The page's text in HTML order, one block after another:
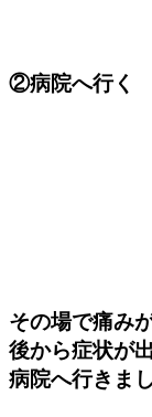
②病院へ行く
その場で痛み
後から症状が
病院へ行きま